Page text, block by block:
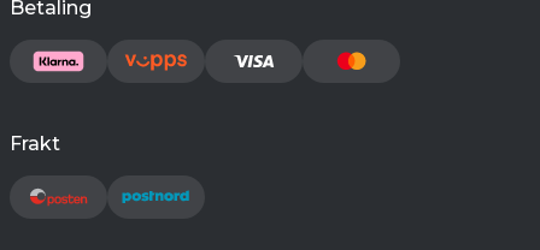
Betaling
Frakt